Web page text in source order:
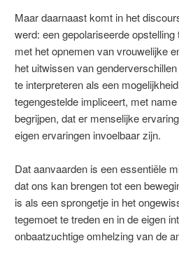
Maar daarnaast komt in het
werd: een gepolariseerde
met het opnemen van vrouwelijke
het uitwissen van
te interpreteren als een
tegengestelde impliceert, met
begrijpen, dat er menselijke
eigen ervaringen invoelbaar zijn.
Dat aanvaarden is een essentiële
dat ons kan brengen tot een
is als een sprongetje in het
tegemoet te treden en in de eigen
onbaatzuchtige omhelzing van de